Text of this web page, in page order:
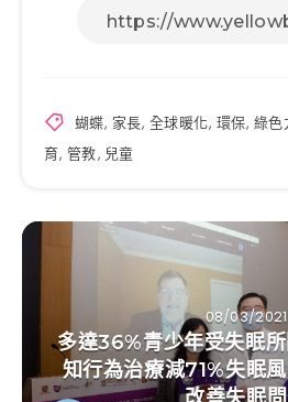
蝴蝶, 家長,全球暖化, 環保,綠色
育, 管教, 兒童
08/03/2021
多達36%青少年受失眠
知行為治療減71%失眠